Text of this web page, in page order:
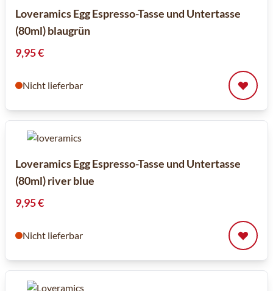
Loveramics Egg Espresso-Tasse und Untertasse
(80ml) blaugrün
9,95 €
Nicht lieferbar
Loveramics Egg Espresso-Tasse und Untertasse
(80ml) river blue
9,95 €
Nicht lieferbar